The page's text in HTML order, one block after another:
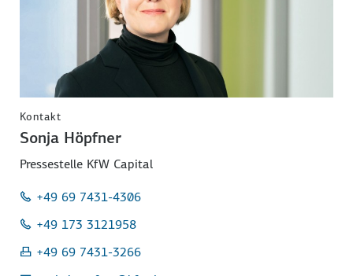
Kontakt
Sonja Höpfner
Pressestelle KfW Capital
+49 69 7431-4306
+49 173 3121958
+49 69 7431-3266